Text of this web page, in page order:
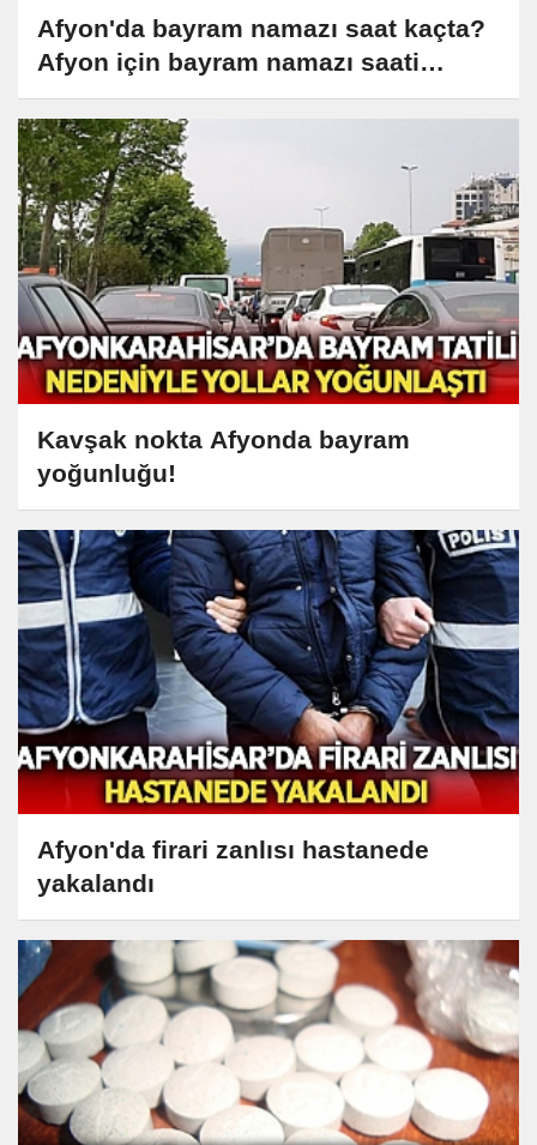
Afyon'da bayram namazı saat kaçta?
Afyon için bayram namazı saati…
Kavşak nokta Afyonda bayram
yoğunluğu!
Afyon'da firari zanlısı hastanede
yakalandı